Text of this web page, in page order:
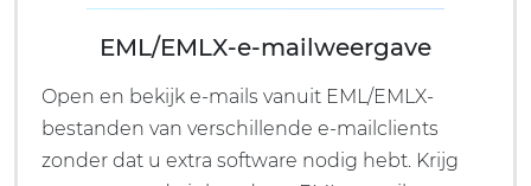
EML/EMLX-e-mailweergave
Open en bekijk e-mails vanuit EML/EMLX-
bestanden van verschillende e-mailclients
zonder dat u extra software nodig hebt. Krijg